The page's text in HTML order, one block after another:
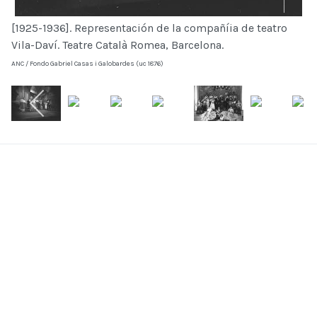
[1925-1936]. Representación de la compañíia de teatro
Vila-Daví. Teatre Català Romea, Barcelona.
ANC / Fondo Gabriel Casas i Galobardes (uc 1876)